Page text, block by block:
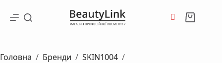
вмісту
Кошик
Головна / Бренди / SKIN1004 /